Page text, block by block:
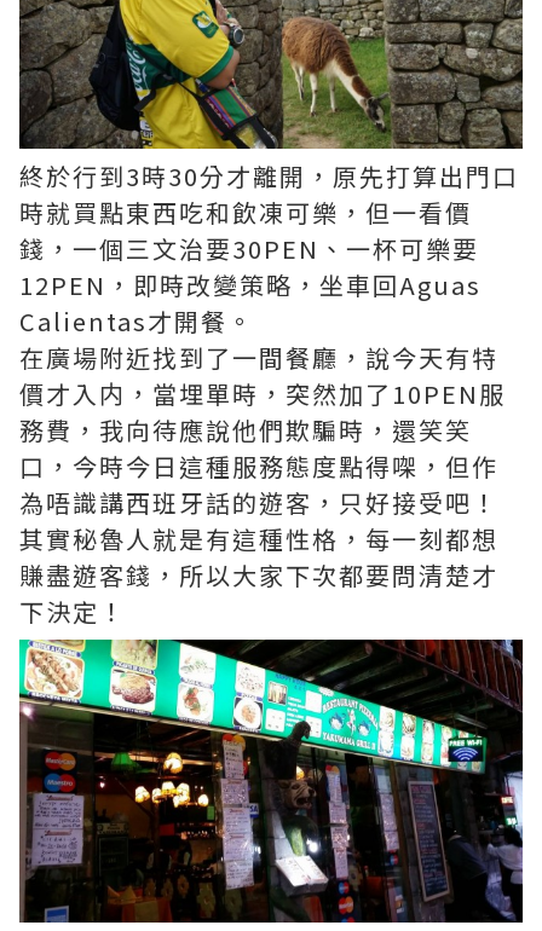
終於行到3時30分才離開，原先打算出門口
時就買點東西吃和飲凍可樂，但一看價
錢，一個三文治要30PEN、一杯可樂要
12PEN，即時改變策略，坐車回Aguas
Calientas才開餐。
在廣場附近找到了一間餐廳，說今天有特
價才入内，當埋單時，突然加了10PEN服
務費，我向待應說他們欺騙時，還笑笑
口，今時今日這種服務態度點得㗎，但作
為唔識講西班牙話的遊客，只好接受吧！
其實秘魯人就是有這種性格，每一刻都想
賺盡遊客錢，所以大家下次都要問清楚才
下決定！